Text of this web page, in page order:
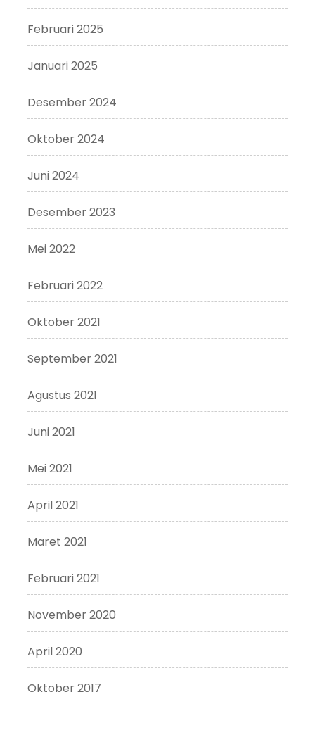
Februari 2025
Januari 2025
Desember 2024
Oktober 2024
Juni 2024
Desember 2023
Mei 2022
Februari 2022
Oktober 2021
September 2021
Agustus 2021
Juni 2021
Mei 2021
April 2021
Maret 2021
Februari 2021
November 2020
April 2020
Oktober 2017